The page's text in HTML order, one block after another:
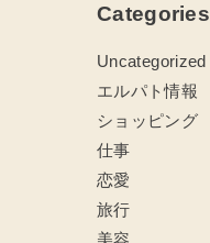
Categories
Uncategorized
エルパト情報
ショッピング
仕事
恋愛
旅行
美容